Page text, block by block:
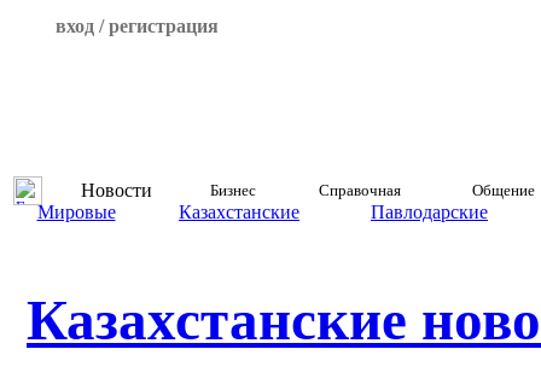
вход / регистрация
Новости Бизнес Справочная Общение
Мировые Казахстанские Павлодарские
Казахстанские